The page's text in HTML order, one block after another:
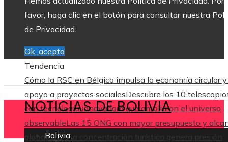
favor, haga clic en el botón para consultar nuestra
de Privacidad.
Ok, acepto
Tendencia
Cómo la RSC en Bélgica impulsa la economía circular
apoyo a proyectos socialesDescubre los 10
con tecnología innovadora que ampliaron el universo
observableLas 15 ONG con mayor presupuesto y
globalCómo la concentración turística genera presión
NOTICIAS DE BOLIVIA
Bolivia